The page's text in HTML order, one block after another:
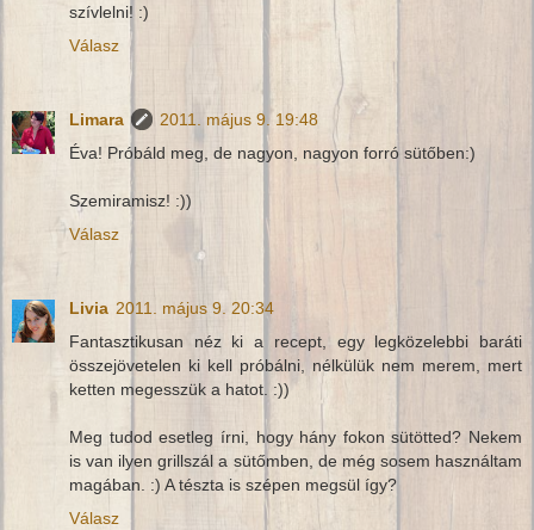
szívlelni! :)
Válasz
Limara
2011. május 9. 19:48
Éva! Próbáld meg, de nagyon, nagyon forró sütőben:)
Szemiramisz! :))
Válasz
Livia 2011. május 9. 20:34
Fantasztikusan néz ki a recept, egy legközelebbi baráti
összejövetelen ki kell próbálni, nélkülük nem merem, mert
ketten megesszük a hatot. :))
Meg tudod esetleg írni, hogy hány fokon sütötted? Nekem
is van ilyen grillszál a sütőmben, de még sosem használtam
magában. :) A tészta is szépen megsül így?
Válasz